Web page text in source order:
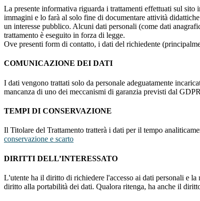
La presente informativa riguarda i trattamenti effettuati sul
immagini e lo farà al solo fine di documentare attività
un interesse pubblico. Alcuni dati personali (come dati
trattamento è eseguito in forza di legge.
Ove presenti form di contatto, i dati del richiedente
COMUNICAZIONE DEI DATI
I dati vengono trattati solo da personale adeguatamente
mancanza di uno dei meccanismi di garanzia previsti dal
TEMPI DI CONSERVAZIONE
Il Titolare del Trattamento tratterà i dati per il tempo
conservazione e scarto
DIRITTI DELL’INTERESSATO
L'utente ha il diritto di richiedere l'accesso ai dati personali e
diritto alla portabilità dei dati. Qualora ritenga, ha anche il